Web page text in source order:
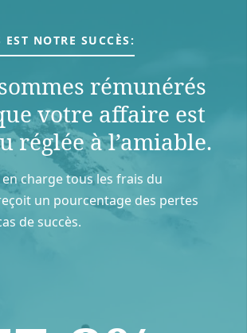
EST NOTRE SUCCÈS:
rémunérés
votre aﬀaire est
réglée à l’amiable.
charge tous les frais du
un pourcentage des pertes
de succès.